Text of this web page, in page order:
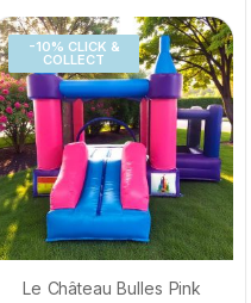
-10% CLICK &
COLLECT
Le Château Bulles Pink